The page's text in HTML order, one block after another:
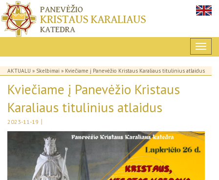
AKTUALU » Skelbimai » Kviečiame į Panevėžio Kristaus Karaliaus titulinius atlaidus
Kviečiame į Panevėžio Kristaus
Karaliaus titulinius atlaidus
2023-11-19 |